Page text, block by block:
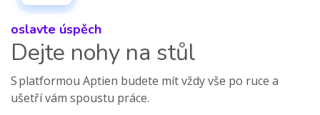
oslavte úspěch
Dejte nohy na stůl
S platformou Aptien budete mít vždy vše po ruce a
ušetří vám spoustu práce.